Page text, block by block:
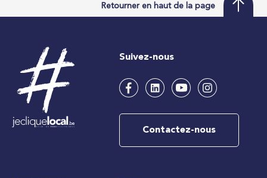
Retourner en haut de la page
Suivez-nous
Contactez-nous